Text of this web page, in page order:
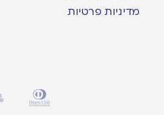
מדיניות פרטיות